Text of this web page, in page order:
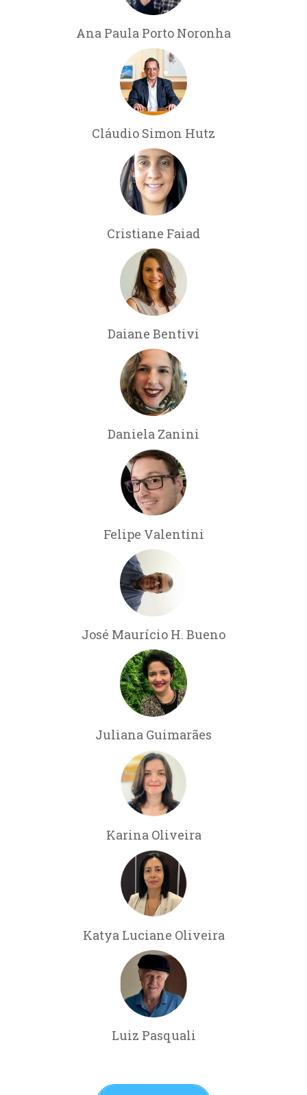
Ana Paula Porto Noronha
Cláudio Simon Hutz
Cristiane Faiad
Daiane Bentivi
Daniela Zanini
Felipe Valentini
José Maurício H. Bueno
Juliana Guimarães
Karina Oliveira
Katya Luciane Oliveira
Luiz Pasquali